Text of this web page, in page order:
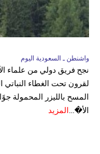
واشنطن ـ السعودية اليوم
نجح فريق دولي من علماء
لقرون تحت الغطاء النباتي
الأ�... المزيد